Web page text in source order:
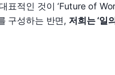
표적인 것이 ‘Future of
구성하는 반면, 저희는 ‘일